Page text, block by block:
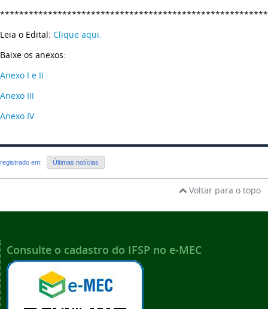
Leia o Edital: Clique aqui.
Baixe os anexos:
Anexo I e II
Anexo III
Anexo IV
registrado em: Últimas notícias
Voltar para o topo
Consulte o cadastro do IFSP no e-MEC